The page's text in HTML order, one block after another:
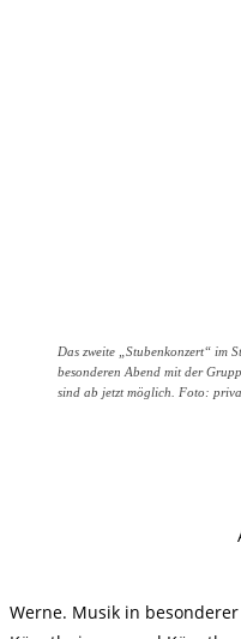
Das zweite „Stubenkonzert“ im
besonderen Abend mit der
sind ab jetzt möglich. Foto:
Werne. Musik in